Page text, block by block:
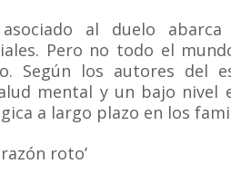
al duelo abarca
Pero no todo el
Según los autores del
mental y un bajo nivel
a largo plazo en los
roto’